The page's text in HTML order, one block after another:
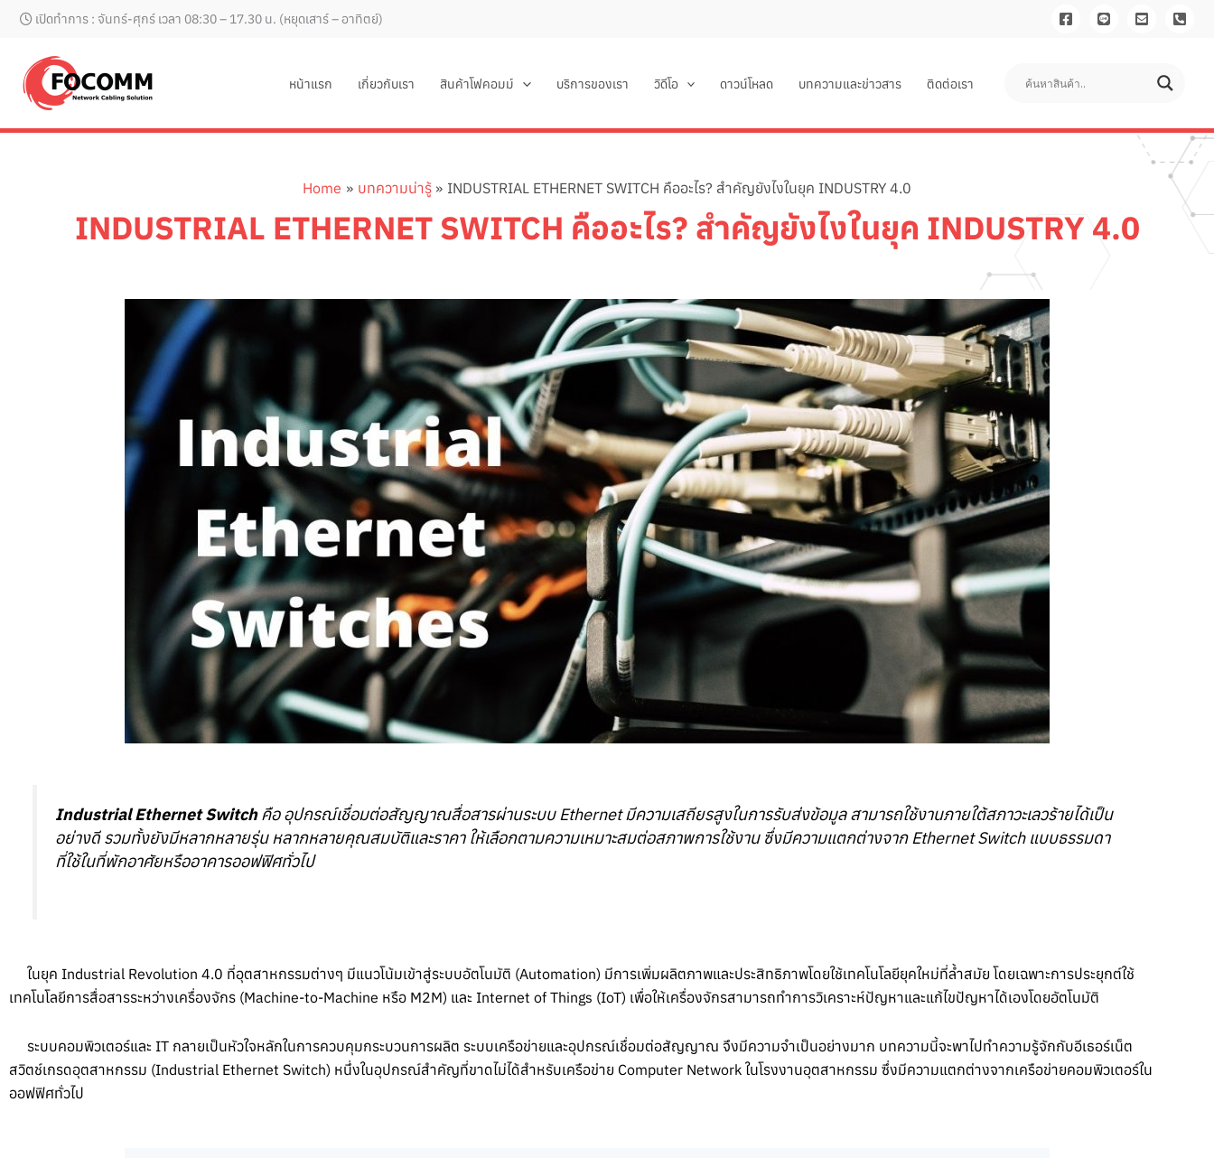
Skip
content
เปิดทำการ : จันทร์-ศุกร์ เวลา 08:30 – 17.30 น. (หยุดเสาร์ – อาทิตย์)
หน้าแรก เกี่ยวกับเรา สินค้าโฟคอมม์ บริการของเรา วิดีโอ ดาวน์โหลด บทความและข่าวสาร ติดต่อเรา
Home บทความน่ารู้ INDUSTRIAL ETHERNET SWITCH คืออะไร? สำคัญยังไงในยุค INDUSTRY 4.0
INDUSTRIAL ETHERNET SWITCH คืออะไร? สำคัญยังไงในยุค INDUSTRY 4.0
Industrial Ethernet Switchคือ อุปกรณ์เชื่อมต่อสัญญาณสื่อสารผ่านระบบ Ethernet มีความเสถียรสูงในการรับส่งข้อมูล สามารถใช้งานภายใต้สภาวะเลวร้ายได้เป็น
อย่างดี รวมทั้งยังมีหลากหลายรุ่น หลากหลายคุณสมบัติและราคา ให้เลือกตามความเหมาะสมต่อสภาพการใช้งาน ซึ่งมีความแตกต่างจาก Ethernet Switch แบบธรรมดา
ที่ใช้ในที่พักอาศัยหรืออาคารออฟฟิศทั่วไป
ในยุค Industrial Revolution 4.0 ที่อุตสาหกรรมต่างๆ มีแนวโน้มเข้าสู่ระบบอัตโนมัติ (Automation) มีการเพิ่มผลิตภาพและประสิทธิภาพโดยใช้เทคโนโลยียุคใหม่ที่ล้ำสมัย โดยเฉพาะการประยุกต์ใช้
เทคโนโลยีการสื่อสารระหว่างเครื่องจักร (Machine-to-Machine หรือ M2M) และ Internet of Things (IoT) เพื่อให้เครื่องจักรสามารถทำการวิเคราะห์ปัญหาและแก้ไขปัญหาได้เองโดยอัตโนมัติ
ระบบคอมพิวเตอร์และ IT กลายเป็นหัวใจหลักในการควบคุมกระบวนการผลิต ระบบเครือข่ายและอุปกรณ์เชื่อมต่อสัญญาณ จึงมีความจำเป็นอย่างมาก บทความนี้จะพาไปทำความรู้จักกับอีเธอร์เน็ต
สวิตช์เกรดอุตสาหกรรม (Industrial Ethernet Switch) หนึ่งในอุปกรณ์สำคัญที่ขาดไม่ได้สำหรับเครือข่าย Computer Network ในโรงงานอุตสาหกรรม ซึ่งมีความแตกต่างจากเครือข่ายคอมพิวเตอร์ใน
ออฟฟิศทั่วไป